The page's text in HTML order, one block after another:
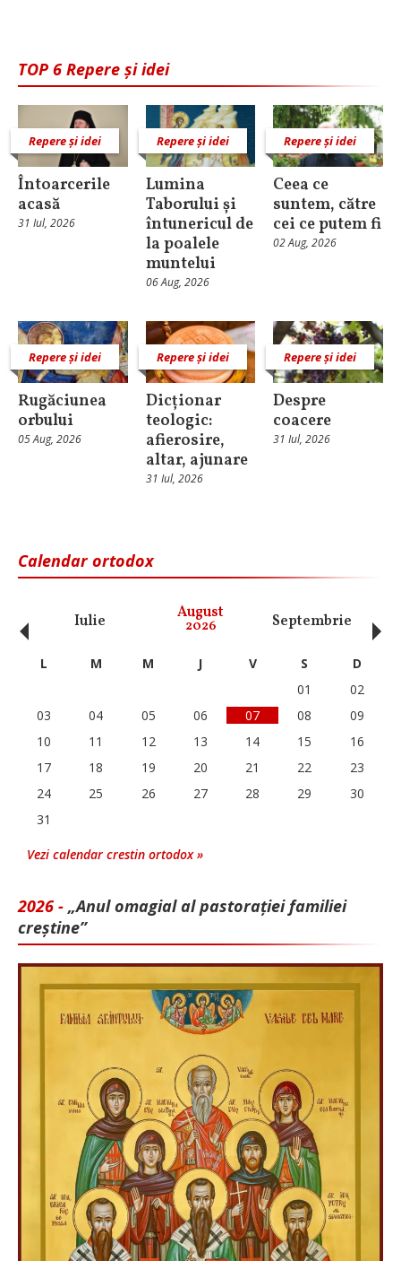
TOP 6 Repere și idei
Repere și idei
Întoarcerile
acasă
31 Iul, 2026
Repere și idei
Lumina
Taborului și
întunericul de
la poalele
muntelui
06 Aug, 2026
Repere și idei
Ceea ce
suntem, către
cei ce putem fi
02 Aug, 2026
Repere și idei
Rugăciunea
orbului
05 Aug, 2026
Repere și idei
Dicționar
teologic:
afierosire,
altar, ajunare
31 Iul, 2026
Repere și idei
Despre
coacere
31 Iul, 2026
Calendar ortodox
Iulie August
2026 Septembrie
‹ L M M J V S
D
01
02
03
04 05 06 07 08
09
10
11 12 13 14 15
16
17
18 19 20 21 22
23
24
25 26 27 28 29
30
31
Vezi calendar crestin ortodox »
2026 - „Anul omagial al pastorației familiei
creștine”